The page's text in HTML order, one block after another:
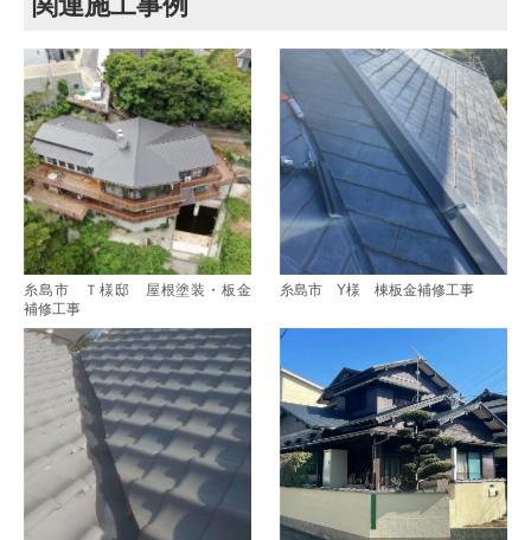
糸島市 Ｔ様邸 屋根塗装・板金
補修工事
糸島市 Y様 棟板金補修工事